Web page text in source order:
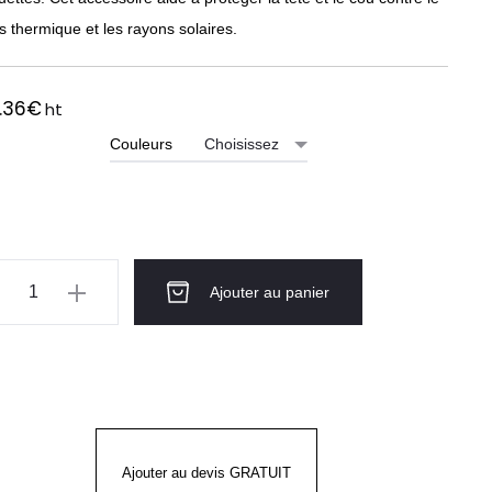
thermique et les rayons solaires.
€ht
Couleurs
Ajouter au panier
Ajouter au devis GRATUIT